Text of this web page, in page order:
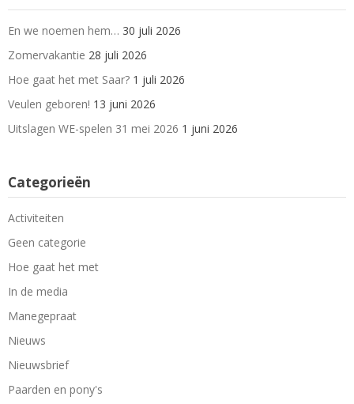
En we noemen hem… 30 juli 2026
Zomervakantie 28 juli 2026
Hoe gaat het met Saar? 1 juli 2026
Veulen geboren! 13 juni 2026
Uitslagen WE-spelen 31 mei 2026 1 juni 2026
Categorieën
Activiteiten
Geen categorie
Hoe gaat het met
In de media
Manegepraat
Nieuws
Nieuwsbrief
Paarden en pony's